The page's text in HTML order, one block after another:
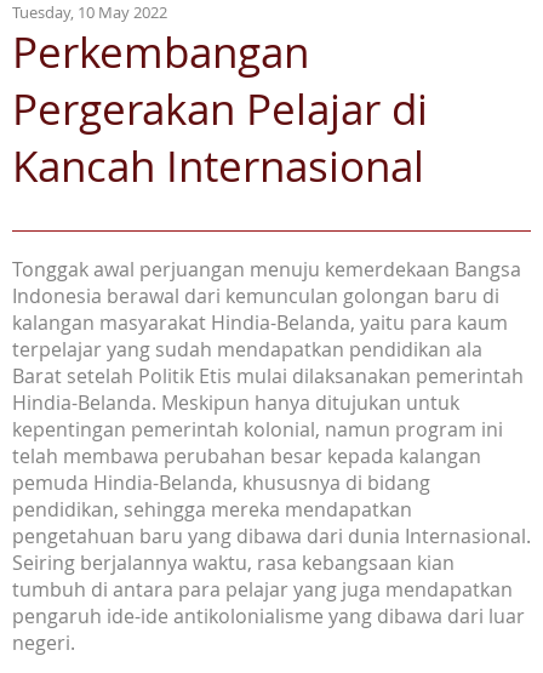
Tuesday, 10 May 2022
Perkembangan
Pergerakan Pelajar di
Kancah Internasional
Tonggak awal perjuangan menuju kemerdekaan Bangsa
Indonesia berawal dari kemunculan golongan baru di
kalangan masyarakat Hindia-Belanda, yaitu para kaum
terpelajar yang sudah mendapatkan pendidikan ala
Barat setelah Politik Etis mulai dilaksanakan pemerintah
Hindia-Belanda. Meskipun hanya ditujukan untuk
kepentingan pemerintah kolonial, namun program ini
telah membawa perubahan besar kepada kalangan
pemuda Hindia-Belanda, khususnya di bidang
pendidikan, sehingga mereka mendapatkan
pengetahuan baru yang dibawa dari dunia Internasional.
Seiring berjalannya waktu, rasa kebangsaan kian
tumbuh di antara para pelajar yang juga mendapatkan
pengaruh ide-ide antikolonialisme yang dibawa dari luar
negeri.